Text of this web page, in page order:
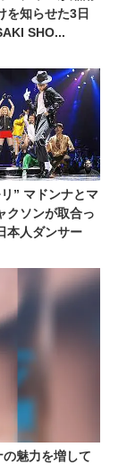
を知らせた3日
SHO...
” マドンナとマ
クソンが取合っ
本人ダンサー
魅力を増して